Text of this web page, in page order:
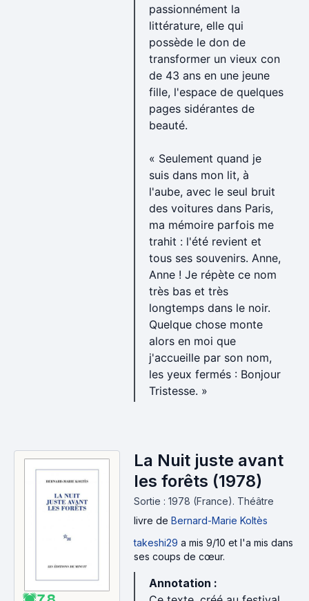
passionnément la
littérature, elle qui
possède le don de
transformer un vieux con
de 43 ans en une jeune
fille, l'espace de quelques
pages sidérantes de
beauté.
« Seulement quand je
suis dans mon lit, à
l'aube, avec le seul bruit
des voitures dans Paris,
ma mémoire parfois me
trahit : l'été revient et
tous ses souvenirs. Anne,
Anne ! Je répète ce nom
très bas et très
longtemps dans le noir.
Quelque chose monte
alors en moi que
j'accueille par son nom,
les yeux fermés : Bonjour
Tristesse. »
La Nuit juste avant
les forêts (1978)
Sortie : 1978 (France). Théâtre
livre de Bernard-Marie Koltès
takeshi29 a mis 9/10 et l'a mis dans
ses coups de cœur.
Annotation :